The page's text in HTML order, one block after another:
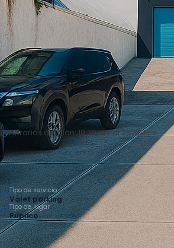
Horarios del plan: 19:30 Hrs al 23:30 Hrs
Tipo de servicio
Valet parking
Tipo de lugar
Público